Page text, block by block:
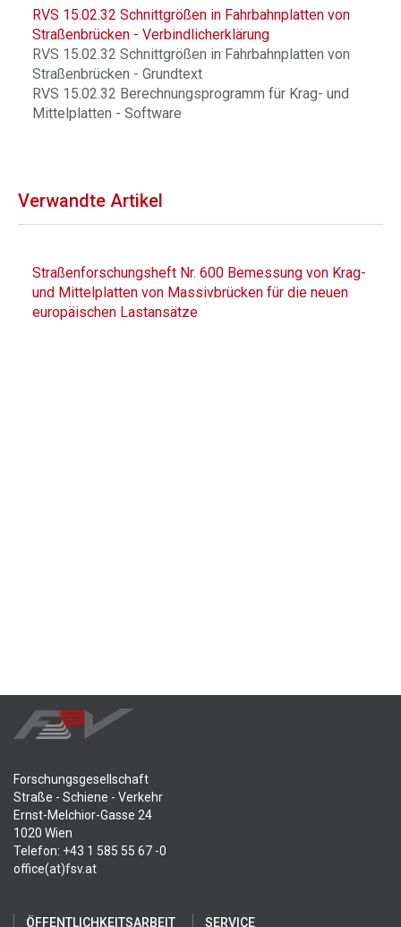
RVS 15.02.32 Schnittgrößen in Fahrbahnplatten von
Straßenbrücken - Verbindlicherklärung
RVS 15.02.32 Schnittgrößen in Fahrbahnplatten von
Straßenbrücken - Grundtext
RVS 15.02.32 Berechnungsprogramm für Krag- und
Mittelplatten - Software
Verwandte Artikel
Straßenforschungsheft Nr. 600 Bemessung von Krag-
und Mittelplatten von Massivbrücken für die neuen
europäischen Lastansätze
Forschungsgesellschaft
Straße - Schiene - Verkehr
Ernst-Melchior-Gasse 24
1020 Wien
Telefon: +43 1 585 55 67 -0
office(at)fsv.at
ÖFFENTLICHKEITSARBEIT SERVICE